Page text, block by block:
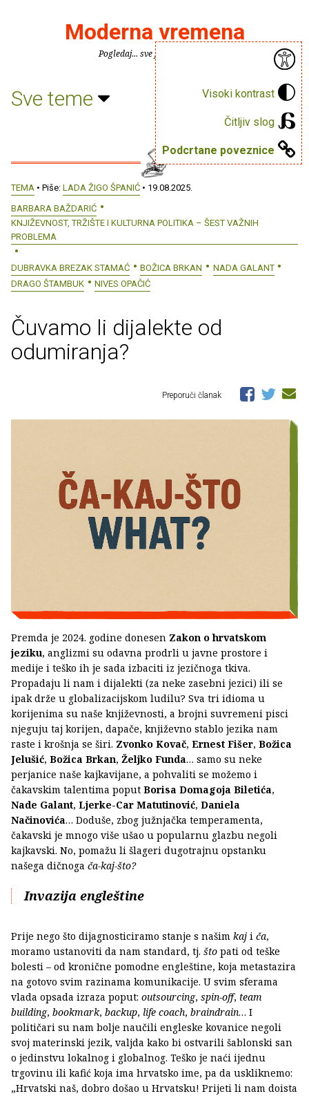
Visoki kontrast
Čitljiv slog
Podcrtane poveznice
Moderna vremena
Pogledaj... sve je puno knjiga.
Sve teme
TEMA • Piše: LADA ŽIGO ŠPANIĆ • 19.08.2025.
BARBARA BAŽDARIĆ
KNJIŽEVNOST, TRŽIŠTE I KULTURNA POLITIKA – ŠEST VAŽNIH
PROBLEMA
DUBRAVKA BREZAK STAMAĆ BOŽICA BRKAN
NADA GALANT
DRAGO ŠTAMBUK
NIVES OPAČIĆ
Čuvamo li dijalekte od
odumiranja?
Preporuči članak
Premda je 2024. godine donesen Zakon o hrvatskom
jeziku, anglizmi su odavna prodrli u javne prostore i
medije i teško ih je sada izbaciti iz jezičnoga tkiva.
Propadaju li nam i dijalekti (za neke zasebni jezici) ili se
ipak drže u globalizacijskom ludilu? Sva tri idioma u
korijenima su naše književnosti, a brojni suvremeni pisci
njeguju taj korijen, dapače, književno stablo jezika nam
raste i krošnja se širi. Zvonko Kovač, Ernest Fišer, Božica
Jelušić, Božica Brkan, Željko Funda… samo su neke
perjanice naše kajkavijane, a pohvaliti se možemo i
čakavskim talentima poput Borisa Domagoja Biletića,
Nade Galant, Ljerke-Car Matutinović, Daniela
Načinovića… Doduše, zbog južnjačka temperamenta,
čakavski je mnogo više ušao u popularnu glazbu negoli
kajkavski. No, pomažu li šlageri dugotrajnu opstanku
našega dičnoga ča-kaj-što?
Invazija engleštine
Prije nego što dijagnosticiramo stanje s našim kaj i ča,
moramo ustanoviti da nam standard, tj. što pati od teške
bolesti – od kronične pomodne engleštine, koja metastazira
na gotovo svim razinama komunikacije. U svim sferama
vlada opsada izraza poput: outsourcing, spin-off, team
building, bookmark, backup, life coach, braindrain… I
političari su nam bolje naučili engleske kovanice negoli
svoj materinski jezik, valjda kako bi ostvarili šablonski san
o jedinstvu lokalnog i globalnog. Teško je naći ijednu
trgovinu ili kafić koja ima hrvatsko ime, pa da uskliknemo:
„Hrvatski naš, dobro došao u Hrvatsku! Prijeti li nam doista